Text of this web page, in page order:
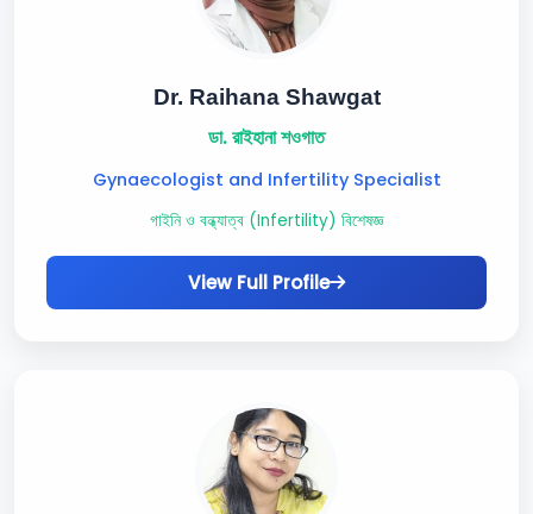
Dr. Raihana Shawgat
ডা. রাইহানা শওগাত
Gynaecologist and Infertility Specialist
গাইনি ও বন্ধ্যাত্ব (Infertility) বিশেষজ্ঞ
View Full Profile